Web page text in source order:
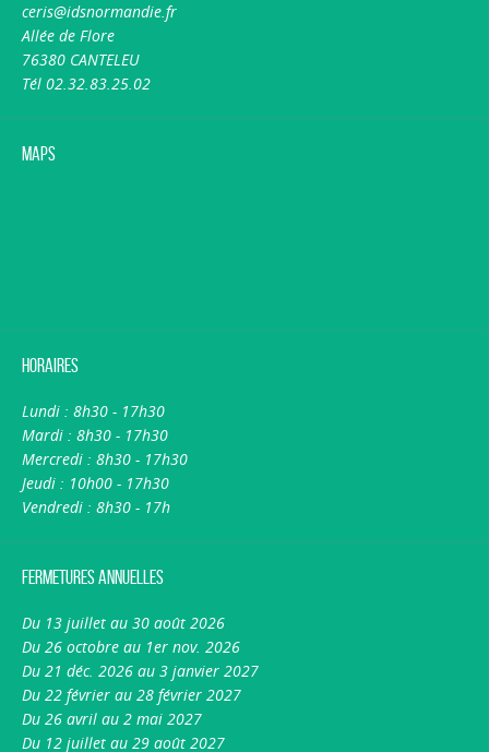
ceris@idsnormandie.fr
Allée de Flore
76380 CANTELEU
Tél 02.32.83.25.02
Maps
Horaires
Lundi : 8h30 - 17h30
Mardi : 8h30 - 17h30
Mercredi : 8h30 - 17h30
Jeudi : 10h00 - 17h30
Vendredi : 8h30 - 17h
Fermetures annuelles
Du 13 juillet au 30 août 2026
Du 26 octobre au 1er nov. 2026
Du 21 déc. 2026 au 3 janvier 2027
Du 22 février au 28 février 2027
Du 26 avril au 2 mai 2027
Du 12 juillet au 29 août 2027